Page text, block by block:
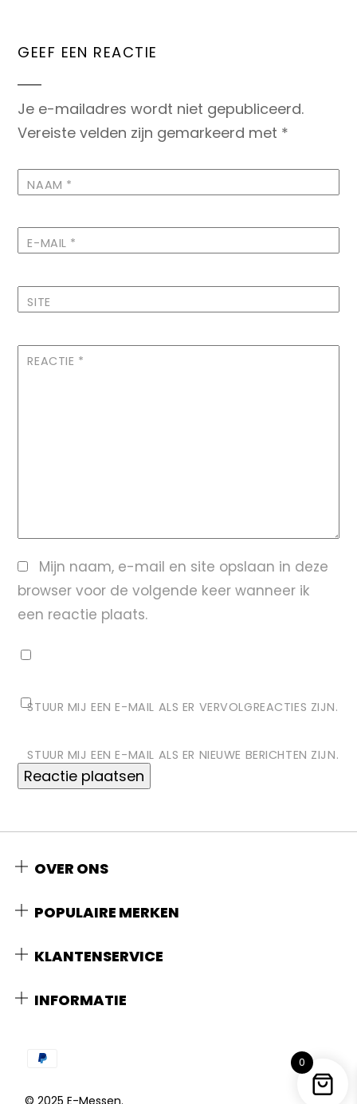
GEEF EEN REACTIE
Je e-mailadres wordt niet gepubliceerd.
Vereiste velden zijn gemarkeerd met *
NAAM *
E-MAIL *
SITE
REACTIE *
Mijn naam, e-mail en site opslaan in deze
browser voor de volgende keer wanneer ik
een reactie plaats.
STUUR MIJ EEN E-MAIL ALS ER VERVOLGREACTIES ZIJN.
STUUR MIJ EEN E-MAIL ALS ER NIEUWE BERICHTEN ZIJN.
OVER ONS
POPULAIRE MERKEN
KLANTENSERVICE
INFORMATIE
© 2025 E-Messen.
0